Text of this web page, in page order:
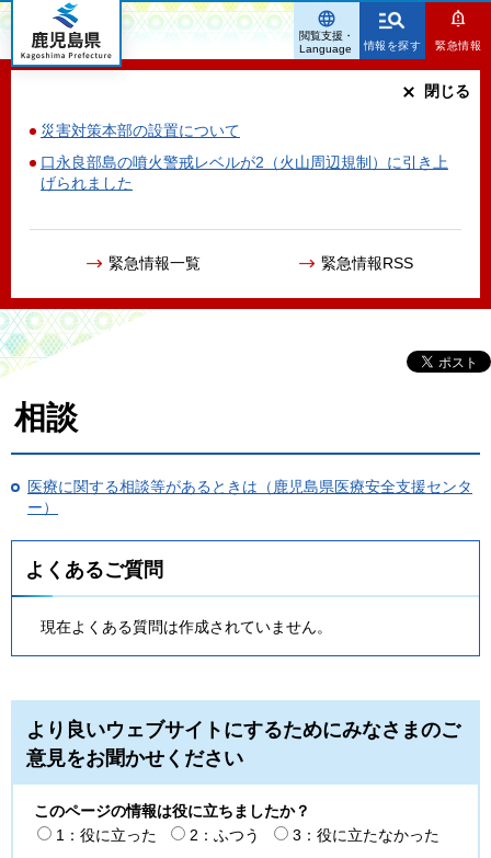
鹿児島県
情報を探す 緊急情報
災害対策本部の設置について
口永良部島の噴火警戒レベルが2（火山周辺規制）に引き上
げられました
緊急情報一覧 緊急情報RSS
閉じる
閲覧支援・
Language
相談
医療に関する相談等があるときは（鹿児島県医療安全支援センタ
ー）
よくあるご質問
現在よくある質問は作成されていません。
より良いウェブサイトにするためにみなさまのご
意見をお聞かせください
このページの情報は役に立ちましたか？
1：役に立った
2：ふつう
3：役に立たなかった